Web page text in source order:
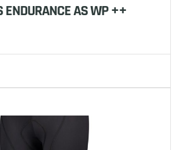
ENDURANCE AS WP ++